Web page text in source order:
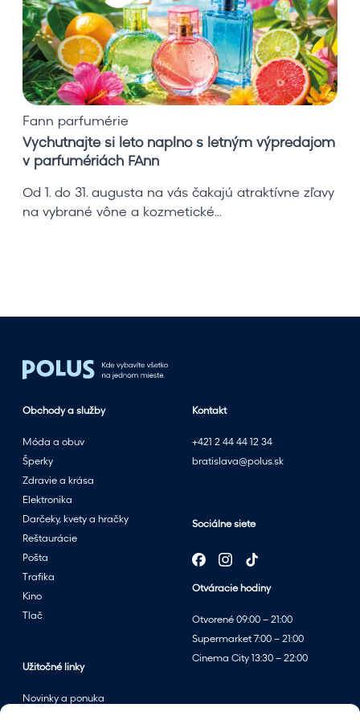
a
j
t
e
s
l
e
t
o
e
t
ý
m
v
ý
p
r
e
d
a
j
o
p
r
Fann parfumérie
Vychutnajte si leto naplno s letným výpredajom
v parfumériách FAnn
Od 1. do 31. augusta na vás čakajú atraktívne zľavy
na vybrané vône a kozmetické...
Kontakt
+421 2 44 44 12 34
bratislava@polus.sk
Sociálne siete
Otváracie hodiny
Otvorené 09:00 – 21:00
Supermarket 7:00 – 21:00
Cinema City 13:30 – 22:00
Obchody a služby
Móda a obuv
Šperky
Zdravie a krása
Elektronika
Darčeky, kvety a hračky
Reštaurácie
Pošta
Trafika
Kino
Tlač
Užitočné linky
Novinky a ponuka